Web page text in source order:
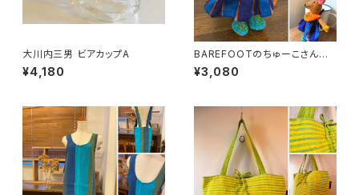
大川内三男 ビアカップA
¥4,180
BAREFOOTのちゅーこさんと
ちゅーたさん
¥3,080